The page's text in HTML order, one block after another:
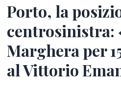
Porto, la
centrosinistra:
Marghera per
al Vittorio